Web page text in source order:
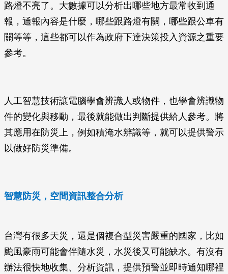
路燈不亮了。大數據可以分析出哪些地方最常收到通
報，通報內容是什麼，哪些跟路燈有關，哪些跟公車有
關等等，這些都可以作為政府下達決策投入資源之重要
參考。
人工智慧技術讓電腦學會辨識人或物件，也學會辨識物
件的變化與移動，最後就能做出判斷提供給人參考。將
其應用在防災上，例如積淹水辨識等，就可以提供警示
以做好防災準備。
智慧防災，空間資訊整合分析
台灣有很多天災，還是個複合型災害嚴重的國家，比如
颱風豪雨可能會伴隨水災，水災後又可能缺水。有沒有
辦法很快地收集、分析資訊，提供預警並即時通知哪裡